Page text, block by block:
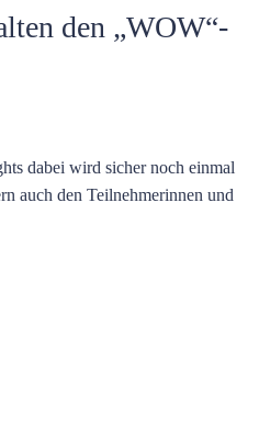
den „WOW“-
dabei wird sicher noch einmal
auch den Teilnehmerinnen und